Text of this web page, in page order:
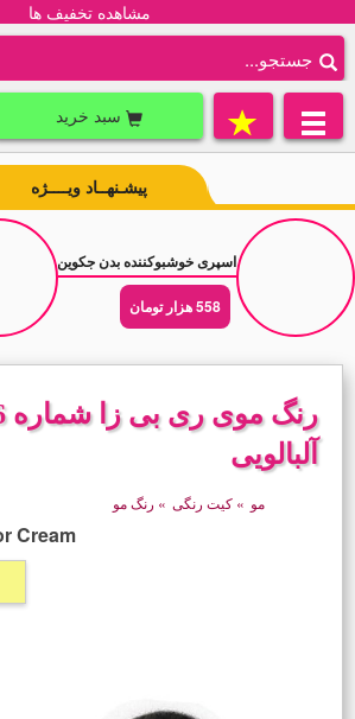
مشاهده تخفیف ها
سبد خرید
پیشـنهــاد ویــــژه
اسپری خوشبوکننده بدن جکوین رایحه عطر
558 هزار تومان
آلبالویی
مو » کیت رنگی » رنگ مو
Cream